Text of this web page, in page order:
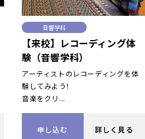
音響学科
【来校】レコーディング体
験（音響学科）
アーティストのレコーディングを体
験してみよう!
音楽をクリ...
申し込む 詳しく見る